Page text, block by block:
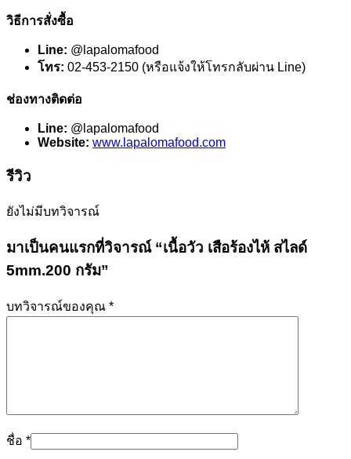
วิธีการสั่งซื้อ
Line: @lapalomafood
โทร: 02-453-2150 (หรือแจ้งให้โทรกลับผ่าน Line)
ช่องทางติดต่อ
Line: @lapalomafood
Website: www.lapalomafood.com
รีวิว
ยังไม่มีบทวิจารณ์
มาเป็นคนแรกที่วิจารณ์ “เนื้อวัว เสือร้องไห้ สไลด์
5mm.200 กรัม”
บทวิจารณ์ของคุณ *
ชื่อ *